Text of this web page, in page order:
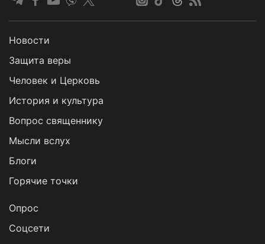
Новости
Защита веры
Человек и Церковь
История и культура
Вопрос священнику
Мысли вслух
Блоги
Горячие точки
Опрос
Cоцсети